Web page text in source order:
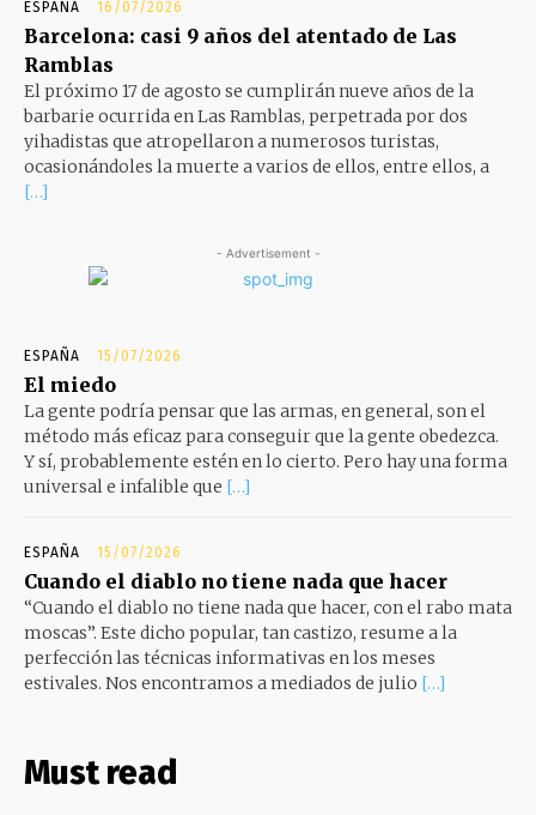
ESPAÑA 16/07/2026
Barcelona: casi 9 años del atentado de Las
Ramblas
El próximo 17 de agosto se cumplirán nueve años de la
barbarie ocurrida en Las Ramblas, perpetrada por dos
yihadistas que atropellaron a numerosos turistas,
ocasionándoles la muerte a varios de ellos, entre ellos, a
[…]
- Advertisement -
ESPAÑA 15/07/2026
El miedo
La gente podría pensar que las armas, en general, son el
método más eficaz para conseguir que la gente obedezca.
Y sí, probablemente estén en lo cierto. Pero hay una forma
universal e infalible que […]
ESPAÑA 15/07/2026
Cuando el diablo no tiene nada que hacer
“Cuando el diablo no tiene nada que hacer, con el rabo mata
moscas”. Este dicho popular, tan castizo, resume a la
perfección las técnicas informativas en los meses
estivales. Nos encontramos a mediados de julio […]
Must read